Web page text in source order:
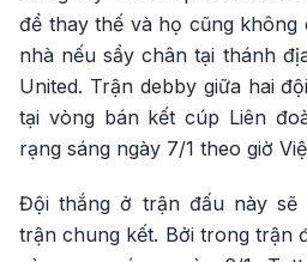
để thay thế và họ cũng không
nhà nếu sẩy chân tại thánh
United. Trận debby giữa hai
tại vòng bán kết cúp Liên
rạng sáng ngày 7/1 theo giờ
Đội thắng ở trận đấu này sẽ
trận chung kết. Bởi trong trận